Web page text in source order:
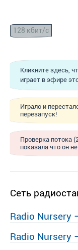
128 кбит/с
Кликните здесь,
играет в эфире
Играло и
перезапуск!
Проверка потока
показала что он
Сеть
Radio Nursery
Radio Nursery